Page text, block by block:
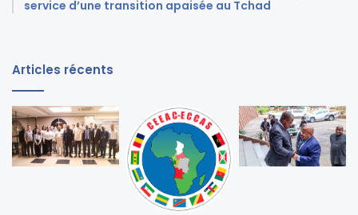
service d’une transition apaisée au Tchad
Articles récents